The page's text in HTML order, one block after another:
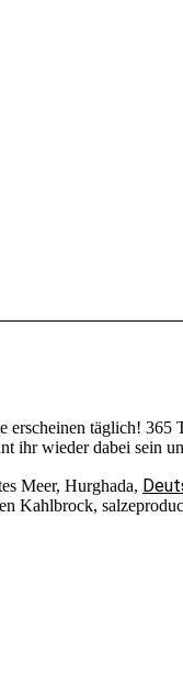
erscheinen täglich!
ihr wieder dabei sein
Meer, Hurghada,
Kahlbrock,